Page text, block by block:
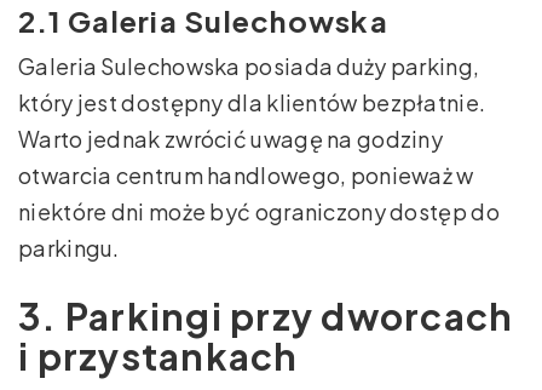
2.1 Galeria Sulechowska
Galeria Sulechowska posiada duży parking,
który jest dostępny dla klientów bezpłatnie.
Warto jednak zwrócić uwagę na godziny
otwarcia centrum handlowego, ponieważ w
niektóre dni może być ograniczony dostęp do
parkingu.
3. Parkingi przy dworcach
i przystankach